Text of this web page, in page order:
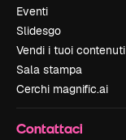
Eventi
Slidesgo
Vendi i tuoi contenuti
Sala stampa
Cerchi magnific.ai
Contattaci